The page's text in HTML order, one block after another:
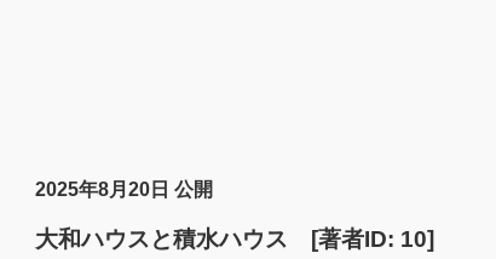
2025年8月20日 公開
大和ハウスと積水ハウス [著者ID: 10]